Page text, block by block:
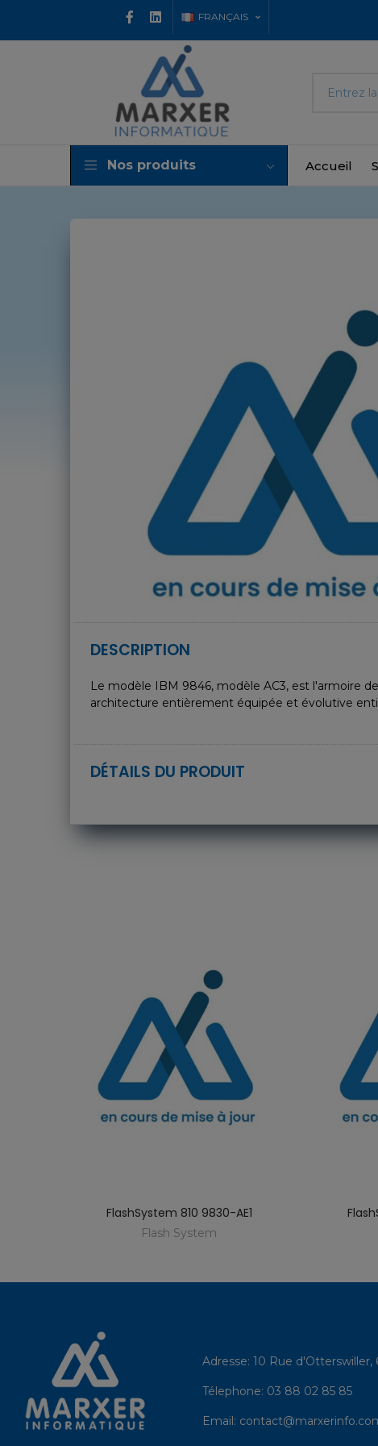
FRANÇAIS
Nos produits Accueil
DESCRIPTION
Le modèle IBM 9846, modèle AC3, est l'armoire
architecture entièrement équipée et évolutive
DÉTAILS DU PRODUIT
FlashSystem 810 9830-AE1
Flash System
Adresse: 10 Rue d'Otterswiller,
Télephone: 03 88 02 85 85
Email: